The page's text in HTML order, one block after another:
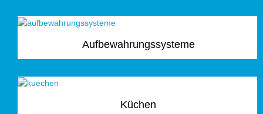
Aufbewahrungssysteme
Küchen